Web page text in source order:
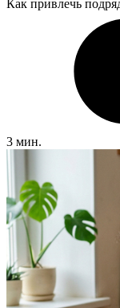
Как привлечь
3 мин.